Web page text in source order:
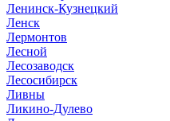
Ленинск-Кузнецкий
Ленск
Лермонтов
Лесной
Лесозаводск
Лесосибирск
Ливны
Ликино-Дулево